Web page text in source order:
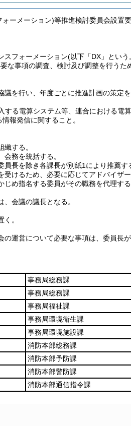
ーメーション)等推進検討委員会設置
スフォーメーション(以下「DX」という
な事項の調査、検討及び調整を行うた
を行い、年度ごとに推進計画の策定を
る電算システム等、連合における電
報発信に関すること。
する。
務を統括する。
長を除き各課長が別紙1により推薦す
けるため、必要に応じてアドバイザー
め指名する委員がその職務を代理する
会議の議長となる。
。
運営について必要な事項は、委員長
事務局総務課
事務局総務課
事務局福祉課
事務局環境衛生課
事務局環境施設課
消防本部総務課
消防本部予防課
消防本部警防課
消防本部通信指令課